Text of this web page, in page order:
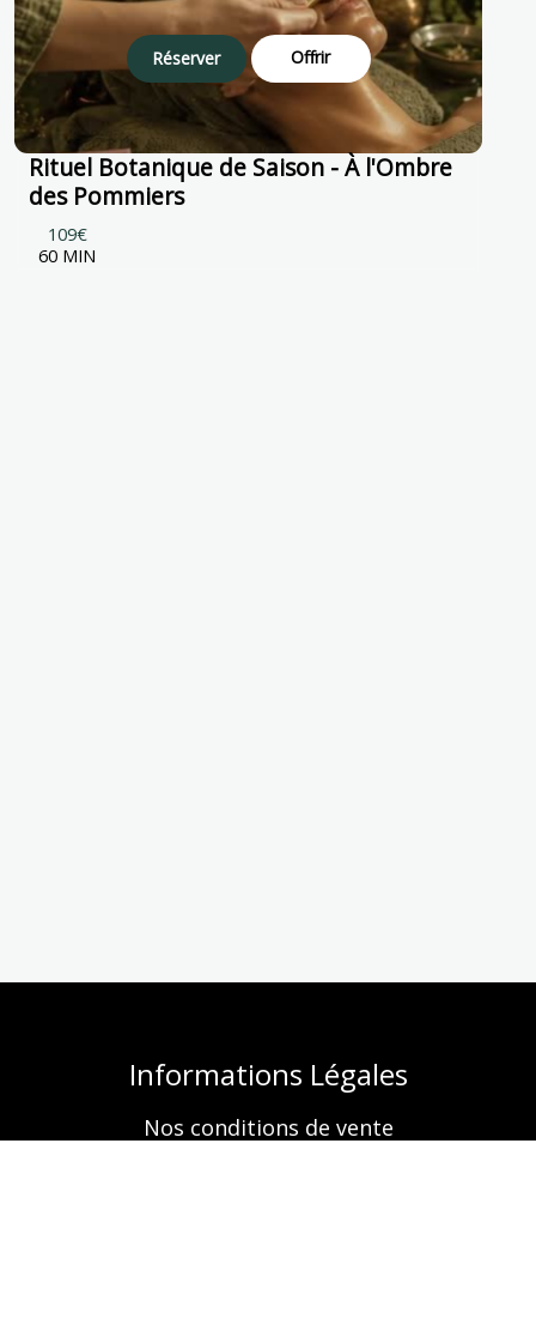
Réserver Offrir
Rituel Botanique de Saison - À l'Ombre
des Pommiers
109€
60 MIN
Informations Légales
Nos conditions de vente